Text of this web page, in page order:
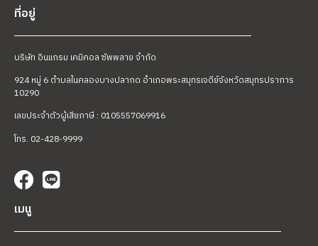
ที่อยู่
บริษัท อินแกรม เคมิคอล ซัพพลาย จำกัด
924 หมู่ 6 ตำบลในคลองบางปลากด อำเภอพระสมุทรเจดีย์จังหวัดสมุทรปราการ
10290
เลขประจำตัวผู้เสียภาษี : 0105557069916
โทร. 02-428-9999
เมนู